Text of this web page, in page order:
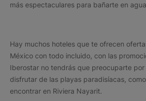
más espectaculares para bañarte en
Hay muchos hoteles que te ofrecen
México con todo incluido, con las
Iberostar no tendrás que preocuparte
disfrutar de las playas paradisíacas,
encontrar en Riviera Nayarit.